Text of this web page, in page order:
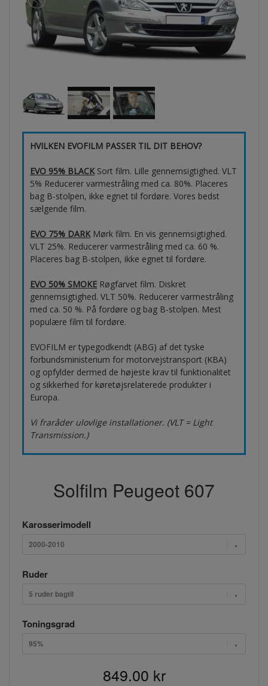
HVILKEN EVOFILM PASSER TIL DIT BEHOV?
EVO 95% BLACKSort film. Lille gennemsigtighed. VLT
5% Reducerer varmestråling med ca. 80%. Placeres
bag B-stolpen, ikke egnet til fordøre. Vores bedst
sælgende film.
EVO 75% DARKMørk film. En vis gennemsigtighed.
VLT 25%. Reducerer varmestråling med ca. 60 %.
Placeres bag B-stolpen, ikke egnet til fordøre.
EVO 50% SMOKE Røgfarvet film. Diskret
gennemsigtighed. VLT 50%. Reducerer varmestråling
med ca. 50 %. På fordøre og bag B-stolpen. Mest
populære film til fordøre.
EVOFILM er typegodkendt (ABG) af det tyske
forbundsministerium for motorvejstransport (KBA)
og opfylder dermed de højeste krav til funktionalitet
og sikkerhed for køretøjsrelaterede produkter i
Europa.
Vi fraråder ulovlige installationer. (VLT = Light
Transmission.)
Solfilm Peugeot 607
Karosserimodell
2000-2010
Ruder
5 ruder bagtil
Toningsgrad
95%
849.00 kr